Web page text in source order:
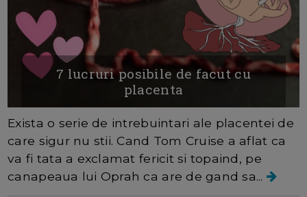
7 lucruri posibile de facut cu
placenta
Exista o serie de intrebuintari ale placentei de
care sigur nu stii. Cand Tom Cruise a aflat ca
va fi tata a exclamat fericit si topaind, pe
canapeaua lui Oprah ca are de gand sa...